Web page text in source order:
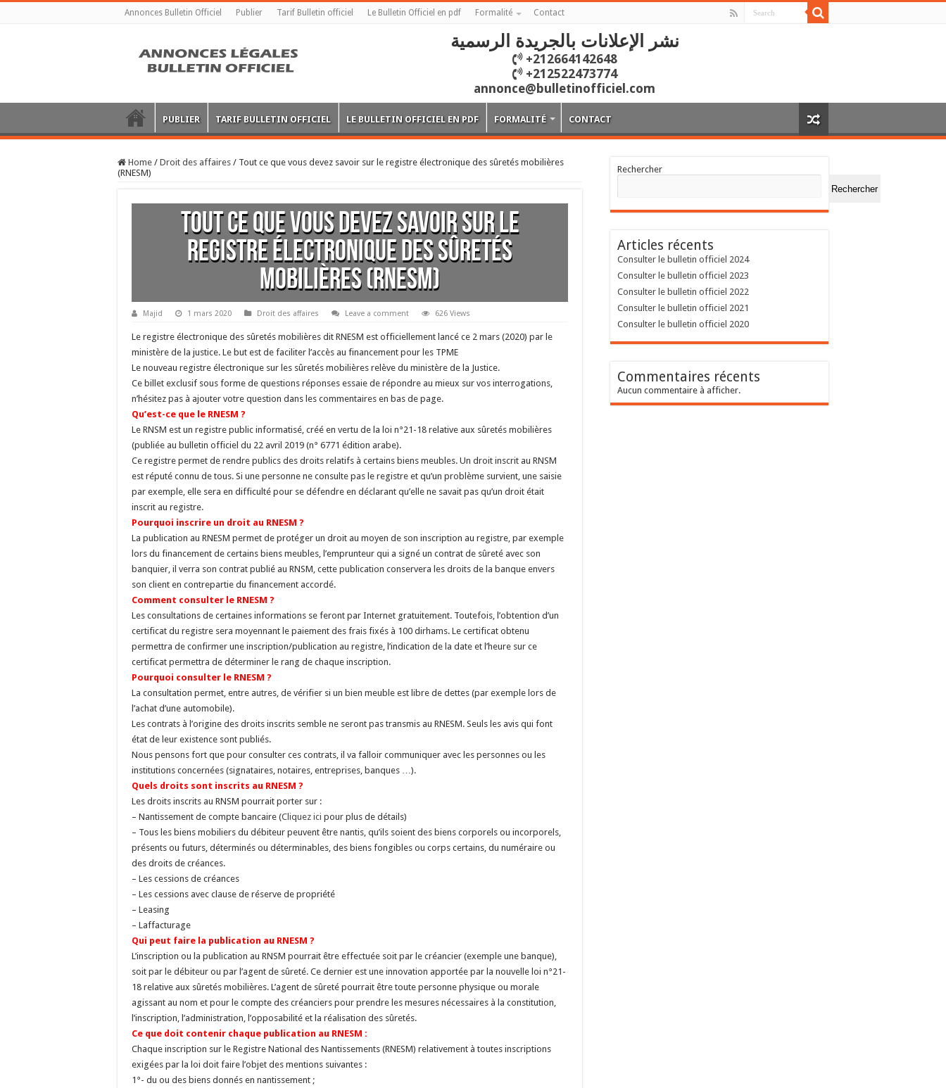
Annonces Bulletin Officiel Publier Tarif Bulletin officiel Le Bulletin Officiel en pdf Formalité Contact
نشر الإعلانات بالجريدة الرسمية
+212664142648
+212522473774
annonce@bulletinofficiel.com
PUBLIER TARIF BULLETIN OFFICIEL LE BULLETIN OFFICIEL EN PDF FORMALITÉ CONTACT
Home / Droit des affaires / Tout ce que vous devez savoir sur le registre électronique des sûretés mobilières
(RNESM)
Tout ce que vous devez savoir sur le
registre électronique des sûretés
mobilières (RNESM)
Majid 1 mars 2020 Droit des affaires Leave a comment 626 Views
Le registre électronique des sûretés mobilières dit RNESM est officiellement lancé ce 2 mars (2020) par le
ministère de la justice. Le but est de faciliter l’accès au financement pour les TPME
Le nouveau registre électronique sur les sûretés mobilières relève du ministère de la Justice.
Ce billet exclusif sous forme de questions réponses essaie de répondre au mieux sur vos interrogations,
n’hésitez pas à ajouter votre question dans les commentaires en bas de page.
Qu’est-ce que le RNESM ?
Le RNSM est un registre public informatisé, créé en vertu de la loi n°21-18 relative aux sûretés mobilières
(publiée au bulletin officiel du 22 avril 2019 (n° 6771 édition arabe).
Ce registre permet de rendre publics des droits relatifs à certains biens meubles. Un droit inscrit au RNSM
est réputé connu de tous. Si une personne ne consulte pas le registre et qu’un problème survient, une saisie
par exemple, elle sera en difficulté pour se défendre en déclarant qu’elle ne savait pas qu’un droit était
inscrit au registre.
Pourquoi inscrire un droit au RNESM ?
La publication au RNESM permet de protéger un droit au moyen de son inscription au registre, par exemple
lors du financement de certains biens meubles, l’emprunteur qui a signé un contrat de sûreté avec son
banquier, il verra son contrat publié au RNSM, cette publication conservera les droits de la banque envers
son client en contrepartie du financement accordé.
Comment consulter le RNESM ?
Les consultations de certaines informations se feront par Internet gratuitement. Toutefois, l’obtention d’un
certificat du registre sera moyennant le paiement des frais fixés à 100 dirhams. Le certificat obtenu
permettra de confirmer une inscription/publication au registre, l’indication de la date et l’heure sur ce
certificat permettra de déterminer le rang de chaque inscription.
Pourquoi consulter le RNESM ?
La consultation permet, entre autres, de vérifier si un bien meuble est libre de dettes (par exemple lors de
l’achat d’une automobile).
Les contrats à l’origine des droits inscrits semble ne seront pas transmis au RNESM. Seuls les avis qui font
état de leur existence sont publiés.
Nous pensons fort que pour consulter ces contrats, il va falloir communiquer avec les personnes ou les
institutions concernées (signataires, notaires, entreprises, banques …).
Quels droits sont inscrits au RNESM ?
Les droits inscrits au RNSM pourrait porter sur :
– Nantissement de compte bancaire (Cliquez ici pour plus de détails)
– Tous les biens mobiliers du débiteur peuvent être nantis, qu’ils soient des biens corporels ou incorporels,
présents ou futurs, déterminés ou déterminables, des biens fongibles ou corps certains, du numéraire ou
des droits de créances.
– Les cessions de créances
– Les cessions avec clause de réserve de propriété
– Leasing
– Laffacturage
Qui peut faire la publication au RNESM ?
L’inscription ou la publication au RNSM pourrait être effectuée soit par le créancier (exemple une banque),
soit par le débiteur ou par l’agent de sûreté. Ce dernier est une innovation apportée par la nouvelle loi n°21-
18 relative aux sûretés mobilières. L’agent de sûreté pourrait être toute personne physique ou morale
agissant au nom et pour le compte des créanciers pour prendre les mesures nécessaires à la constitution,
l’inscription, l’administration, l’opposabilité et la réalisation des sûretés.
Ce que doit contenir chaque publication au RNESM :
Chaque inscription sur le Registre National des Nantissements (RNESM) relativement à toutes inscriptions
exigées par la loi doit faire l’objet des mentions suivantes :
1°- du ou des biens donnés en nantissement ;
Rechercher
Rechercher
Articles récents
Consulter le bulletin officiel 2024
Consulter le bulletin officiel 2023
Consulter le bulletin officiel 2022
Consulter le bulletin officiel 2021
Consulter le bulletin officiel 2020
Commentaires récents
Aucun commentaire à afficher.